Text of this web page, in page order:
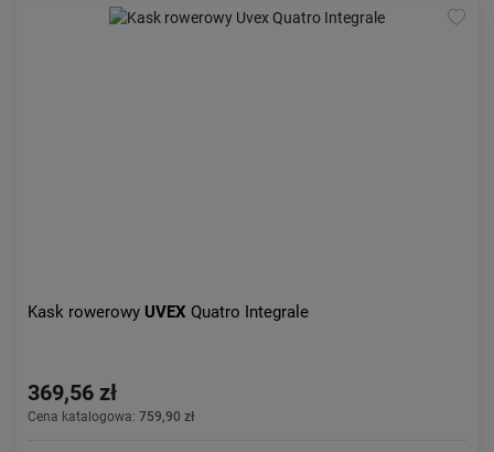
Kask rowerowy UVEX Quatro Integrale
369,56 zł
Cena katalogowa: 759,90 zł